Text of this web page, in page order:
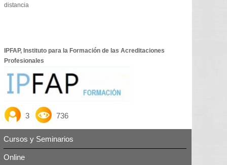
distancia
IPFAP, Instituto para la Formación de las Acreditaciones
Profesionales
3 736
Cursos y Seminarios
Online